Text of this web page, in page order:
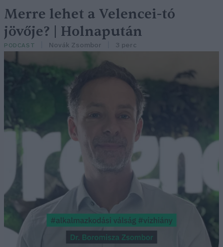
Merre lehet a Velencei-tó
jövője? | Holnapután
PODCAST Novák Zsombor 3 perc